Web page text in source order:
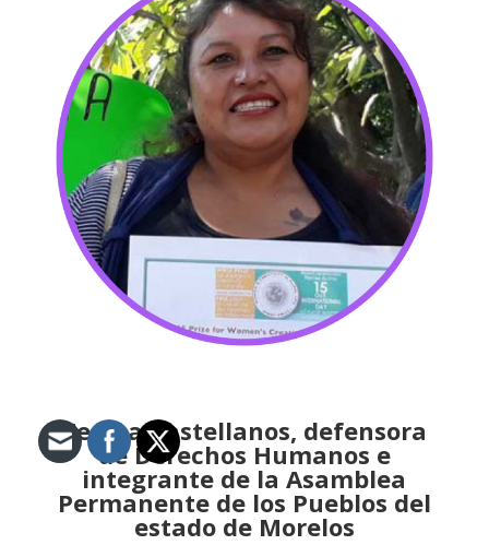
Teresa Castellanos, defensora
de Derechos Humanos e
integrante de la Asamblea
Permanente de los Pueblos del
estado de Morelos